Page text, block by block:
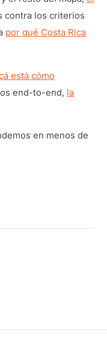
contra los criterios
por qué Costa Rica
está cómo
end-to-end, la
en menos de